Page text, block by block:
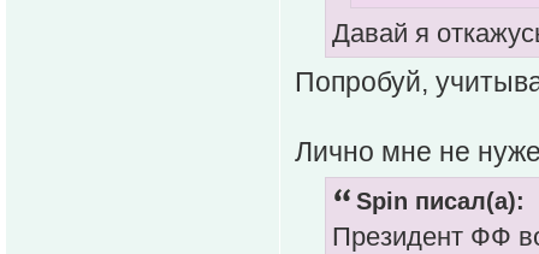
Давай я
Попробуй,
Лично мне не
Spin писал(а):
Президент ФФ